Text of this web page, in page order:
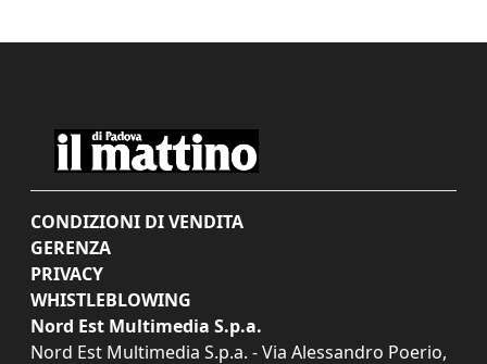
CONDIZIONI DI VENDITA
GERENZA
PRIVACY
WHISTLEBLOWING
Nord Est Multimedia S.p.a.
Nord Est Multimedia S.p.a. - Via Alessandro Poerio,